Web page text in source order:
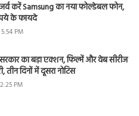
करें Samsung का नया फोल्डेबल फोन,
के फायदे
PM
का बड़ा एक्शन, फिल्में और वेब सीरीज
तीन दिनों में दूसरा नोटिस
PM